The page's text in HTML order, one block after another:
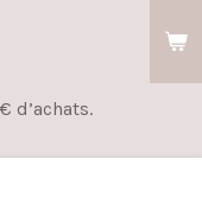
d’achats.